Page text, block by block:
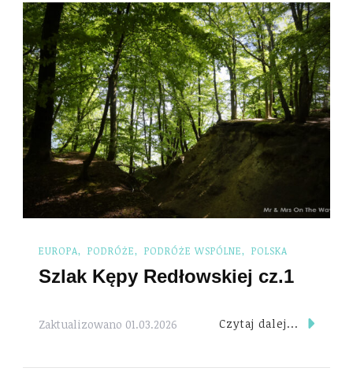
EUROPA PODRÓŻE PODRÓŻE WSPÓLNE POLSKA
Szlak Kępy Redłowskiej cz.1
Zaktualizowano 01.03.2026 Czytaj dalej...